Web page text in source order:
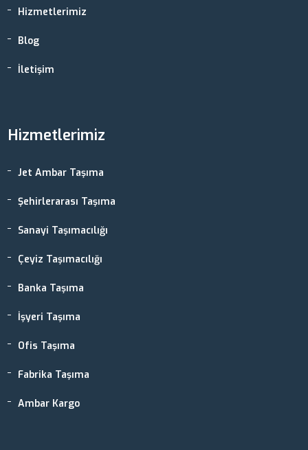
Hizmetlerimiz
Blog
İletişim
Hizmetlerimiz
Jet Ambar Taşıma
Şehirlerarası Taşıma
Sanayi Taşımacılığı
Çeyiz Taşımacılığı
Banka Taşıma
İşyeri Taşıma
Ofis Taşıma
Fabrika Taşıma
Ambar Kargo